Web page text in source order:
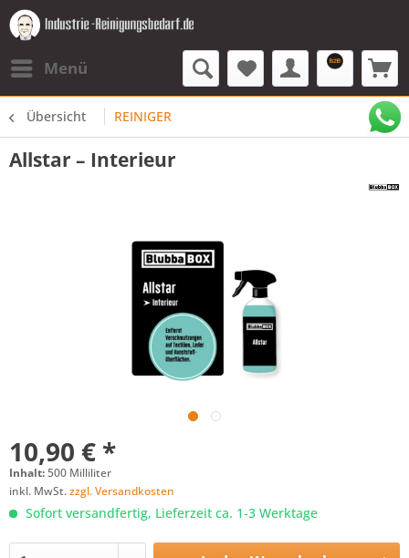
Menü
Übersicht REINIGER
Allstar – Interieur
10,90 € *
Inhalt:500 Milliliter
inkl. MwSt.zzgl. Versandkosten
Sofort versandfertig, Lieferzeit ca. 1-3 Werktage